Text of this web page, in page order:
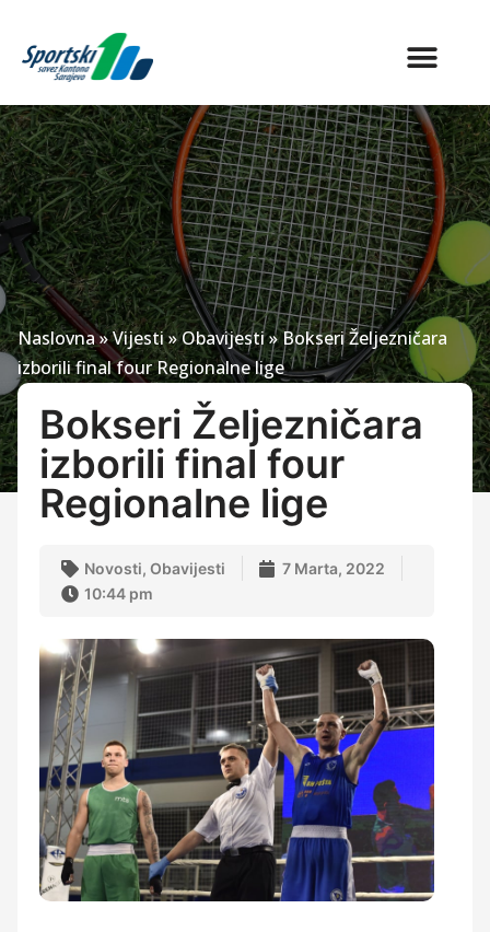
Naslovna»Vijesti»Obavijesti»Bokseri Željezničara
izborili final four Regionalne lige
Bokseri Željezničara
izborili final four
Regionalne lige
Novosti, Obavijesti
7 Marta, 2022
10:44 pm